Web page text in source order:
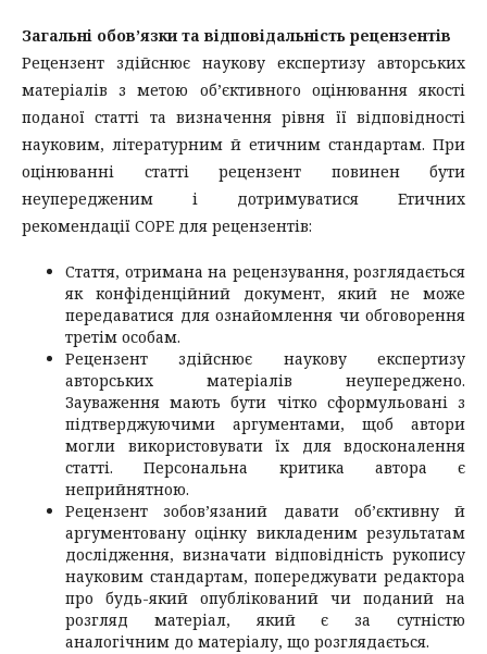
Загальні обов’язки та відповідальністьрецензентів
Рецензент здійснює наукову експертизу авторських
матеріалів з метою об’єктивного оцінювання якості
поданої статті та визначення рівня її відповідності
науковим, літературним й етичним стандартам. При
оцінюванні статті рецензент повинен бути
неупередженим і дотримуватися Етичних
рекомендації COPE для рецензентів:
Стаття, отримана на рецензування, розглядається
як конфіденційний документ, який не може
передаватися для ознайомлення чи обговорення
третім особам.
Рецензент здійснює наукову експертизу
авторських матеріалів неупереджено.
Зауваження мають бути чітко сформульовані з
підтверджуючими аргументами, щоб автори
могли використовувати їх для вдосконалення
статті. Персональна критика автора є
неприйнятною.
Рецензент зобов’язаний давати об’єктивну й
аргументовану оцінку викладеним результатам
дослідження, визначати відповідність рукопису
науковим стандартам, попереджувати редактора
про будь-який опублікований чи поданий на
розгляд матеріал, який є за сутністю
аналогічним до матеріалу, що розглядається.